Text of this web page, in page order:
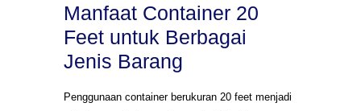
Manfaat Container 20
Feet untuk Berbagai
Jenis Barang
Penggunaan container berukuran 20 feet menjadi